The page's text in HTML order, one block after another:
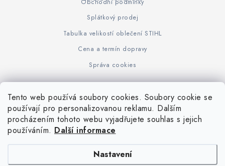
Tento web používá soubory cookies. Soubory cookie se
používají pro personalizovanou reklamu. Dalším
procházením tohoto webu vyjadřujete souhlas s jejich
používáním. Další informace
Nastavení
Splátkový prodej
Tabulka velikostí oblečení STIHL
Cena a termín dopravy
Správa cookies
www.KOVOJUHASZ.cz Výrobce STIHL STIHL Timbersport